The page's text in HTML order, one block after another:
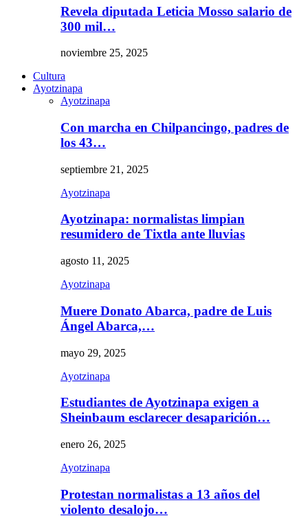
Revela diputada Leticia Mosso salario de
300 mil…
noviembre 25, 2025
Cultura
Ayotzinapa
Ayotzinapa
Con marcha en Chilpancingo, padres de
los 43…
septiembre 21, 2025
Ayotzinapa
Ayotzinapa: normalistas limpian
resumidero de Tixtla ante lluvias
agosto 11, 2025
Ayotzinapa
Muere Donato Abarca, padre de Luis
Ángel Abarca,…
mayo 29, 2025
Ayotzinapa
Estudiantes de Ayotzinapa exigen a
Sheinbaum esclarecer desaparición…
enero 26, 2025
Ayotzinapa
Protestan normalistas a 13 años del
violento desalojo…